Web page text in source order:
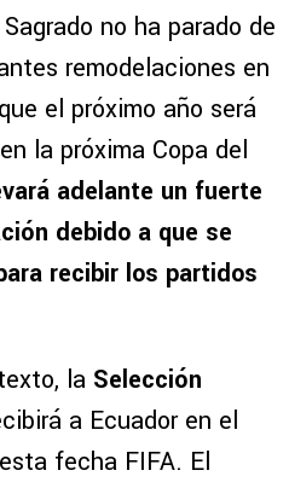
no ha parado de
remodelaciones en
el próximo año será
la próxima Copa del
adelante un fuerte
debido a que se
recibir los partidos
la Selección
a Ecuador en el
fecha FIFA. El